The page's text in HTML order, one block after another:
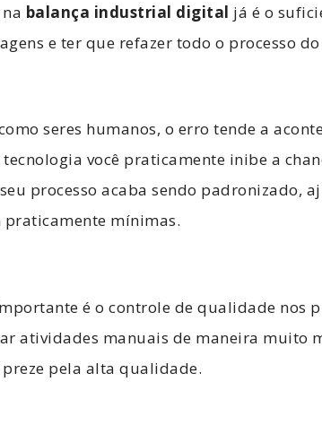
balança industrial digital já é o
e ter que refazer todo o processo do
seres humanos, o erro tende a
você praticamente inibe a
processo acaba sendo padronizado,
praticamente mínimas.
é o controle de qualidade nos
atividades manuais de maneira muito
preze pela alta qualidade.